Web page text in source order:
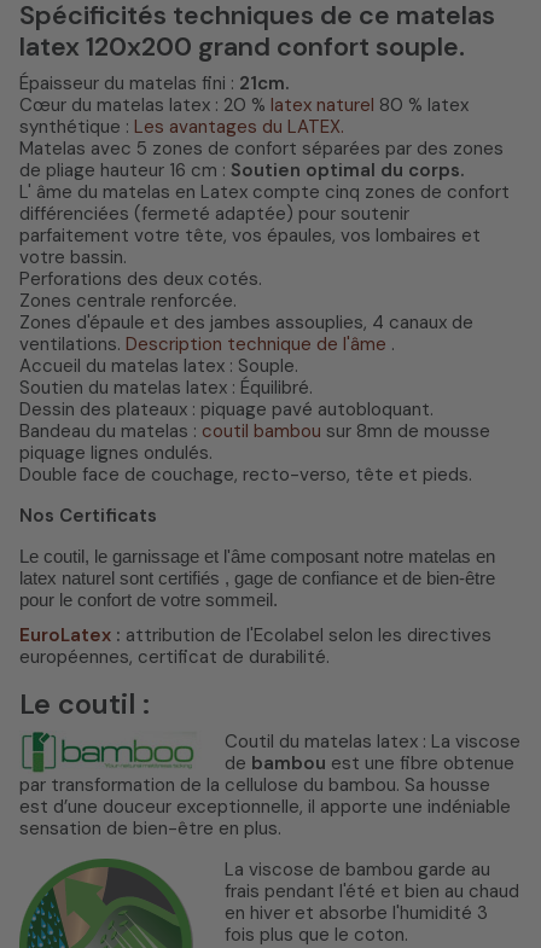
Spécificités techniques de ce matelas
latex 120x200 grand confort souple.
Épaisseur du matelas fini : 21cm.
Cœur du matelas latex : 20 % latex naturel 80 % latex
synthétique : Les avantages du LATEX.
Matelas avec 5 zones de confort séparées par des zones
de pliage hauteur 16 cm : Soutien optimal du corps.
L' âme du matelas en Latex compte cinq zones de confort
différenciées (fermeté adaptée) pour soutenir
parfaitement votre tête, vos épaules, vos lombaires et
votre bassin.
Perforations des deux cotés.
Zones centrale renforcée.
Zones d'épaule et des jambes assouplies, 4 canaux de
ventilations. Description technique de l'âme .
Accueil du matelas latex : Souple.
Soutien du matelas latex : Équilibré.
Dessin des plateaux : piquage pavé autobloquant.
Bandeau du matelas : coutil bambou sur 8mn de mousse
piquage lignes ondulés.
Double face de couchage, recto-verso, tête et pieds.
Nos Certificats
Le coutil, le garnissage et l'âme composant notre matelas en
latex naturel sont certifiés , gage de confiance et de bien-être
pour le confort de votre sommeil.
EuroLatex : attribution de l'Ecolabel selon les directives
européennes, certificat de durabilité.
Le coutil :
Coutil du matelas latex : La viscose
de bambou est une fibre obtenue
par transformation de la cellulose du bambou. Sa housse
est d’une douceur exceptionnelle, il apporte une indéniable
sensation de bien-être en plus.
La viscose de bambou garde au
frais pendant l'été et bien au chaud
en hiver et absorbe l'humidité 3
fois plus que le coton.